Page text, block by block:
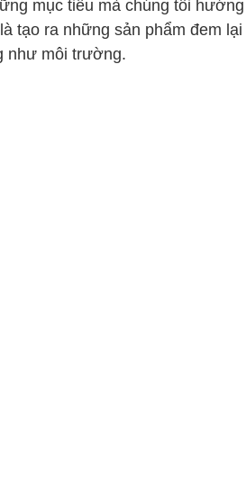
mục tiêu mà chúng tôi
tạo ra những sản phẩm đem
như môi trường.